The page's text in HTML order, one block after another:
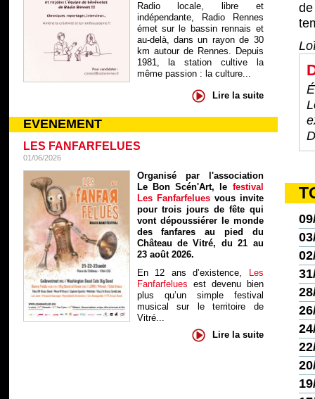
Radio locale, libre et
indépendante, Radio Rennes
émet sur le bassin rennais et
au-delà, dans un rayon de 30
km autour de Rennes. Depuis
1981, la station cultive la
même passion : la culture...
Lire la suite
EVENEMENT
LES FANFARFELUES
01/06/2026
Organisé par l'association
Le Bon Scén'Art, le festival
Les Fanfarfelues vous invite
pour trois jours de fête qui
vont dépoussiérer le monde
des fanfares au pied du
Château de Vitré, du 21 au
23 août 2026.
En 12 ans d’existence, Les
Fanfarfelues est devenu bien
plus qu’un simple festival
musical sur le territoire de
Vitré...
Lire la suite